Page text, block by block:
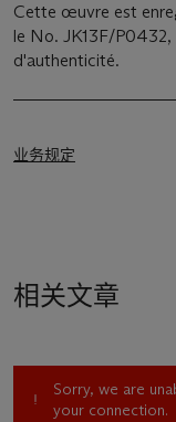
Cette œuvre est
le No. JK13F/
d'authenticité.
业务规定
相关文章
Sorry, we are
your connection.